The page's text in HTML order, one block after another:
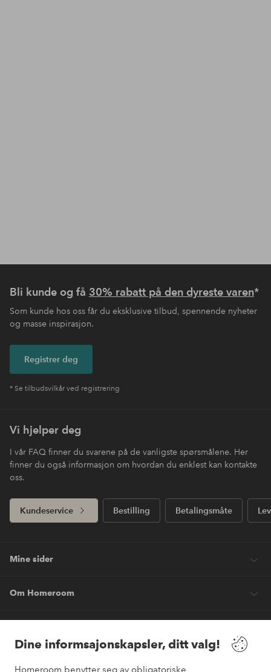
Dine informsajonskapsler, ditt valg!
Homeroom benytter seg av obligatoriske
Bli kunde og få 30% rabatt på den dyreste varen*
Som kunde hos oss får du eksklusive tilbud, spennende nyheter
og masse inspirasjon.
Registrer deg
* Se tilbudsvilkår ved registrering
Vi hjelper deg
I vår FAQ finner du svarene på de vanligste spørsmålene. Her
finner du også informasjon om hvordan du enklest kan kontakte
oss.
Kundeservice Bestilling Betalingsmåte
Mine sider
Om Homeroom